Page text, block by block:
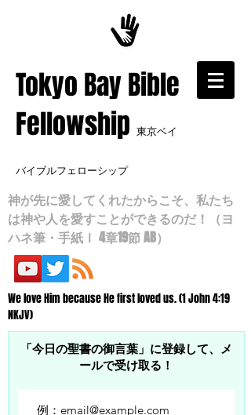
​Tokyo Bay Bible
Fellowship 東京ベイ
バイブルフェローシップ
神が先に愛してくれたからこそ、私たち
は神や人を愛すことができるのだ！（ヨ
ハネ筆・手紙Ⅰ 4章19節 AB）
We love Him because He first loved us. (1 John 4:19
NKJV)
「今日の聖書の御言葉」に登録して、メ
ールで受け取る！